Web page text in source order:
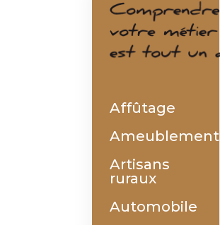
Affûtage
Ameublement
Artisans
ruraux
Automobile